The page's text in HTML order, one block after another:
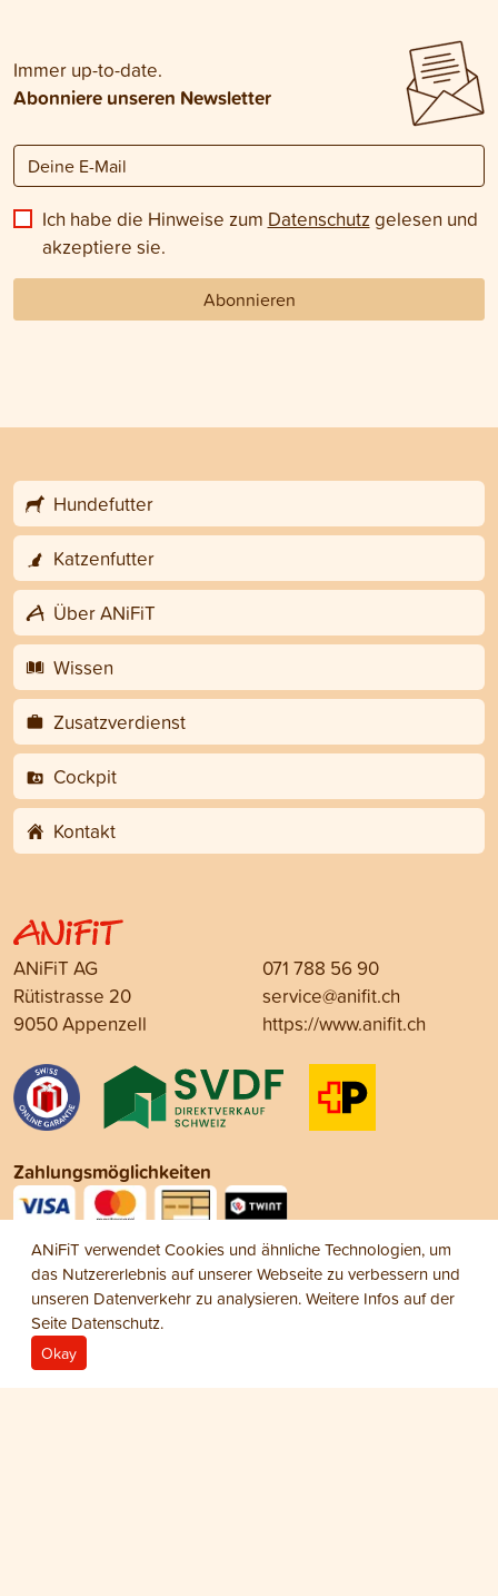
Immer up-to-date.
Abonniere unseren Newsletter
Ich habe die Hinweise zum Datenschutz gelesen und
akzeptiere sie.
Abonnieren
Hundefutter
Katzenfutter
Über ANiFiT
Wissen
Zusatzverdienst
Cockpit
Kontakt
ANiFiT AG
Rütistrasse 20
9050 Appenzell
071 788 56 90
service@anifit.ch
https://www.anifit.ch
Zahlungsmöglichkeiten
Social Media
ANiFiT verwendet Cookies und ähnliche Technologien, um
das Nutzererlebnis auf unserer Webseite zu verbessern und
unseren Datenverkehr zu analysieren. Weitere Infos auf der
Seite Datenschutz.
Okay